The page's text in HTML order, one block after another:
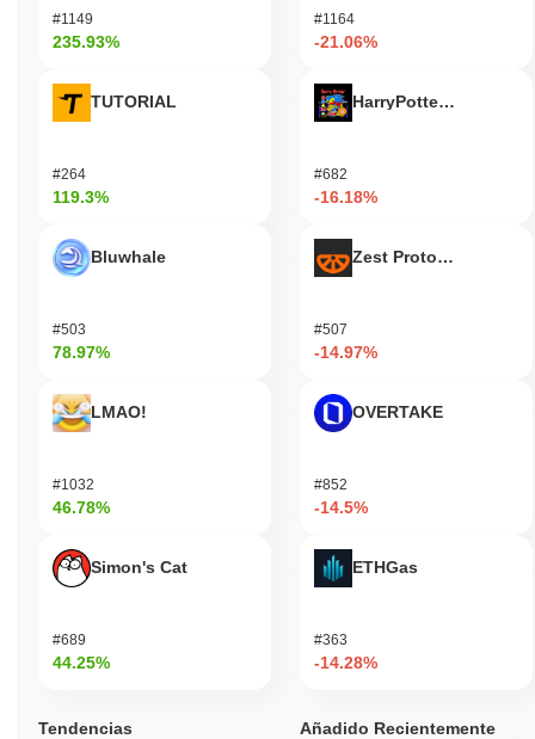
#1149
235.93%
TUTORIAL
#264
119.3%
Bluwhale
#503
78.97%
LMAO!
#1032
46.78%
Simon's Cat
#689
44.25%
#1164
-21.06%
#682
-16.18%
Zest Protocol
#507
-14.97%
OVERTAKE
#852
-14.5%
ETHGas
#363
-14.28%
Tendencias Añadido Recientemente